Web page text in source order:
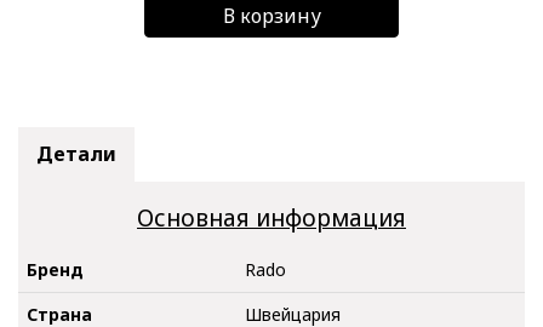
В корзину
Детали
Основная информация
Бренд
Rado
Страна
Швейцария